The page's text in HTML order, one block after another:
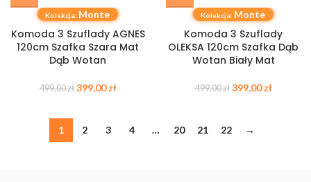
Kolekcja: Monte
Komoda 3 Szuflady AGNES
120cm Szafka Szara Mat
Dąb Wotan
499,00zł 399,00zł
Kolekcja: Monte
Komoda 3 Szuflady
OLEKSA 120cm Szafka Dąb
Wotan Biały Mat
499,00zł 399,00zł
1 2 3 4 … 20 21 22 →